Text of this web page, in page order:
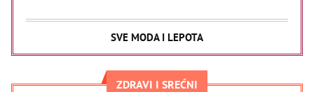
SVE MODA I LEPOTA
ZDRAVI I SREĆNI